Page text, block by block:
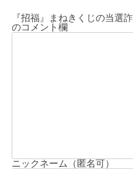
『招福』まねきくじの当選
のコメント欄
ニックネーム（匿名可）